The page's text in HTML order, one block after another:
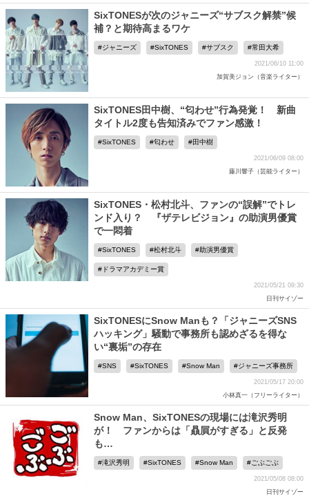
SixTONESが次のジャニーズ“サブスク解禁”候
補？と期待高まるワケ
ジャニーズ SixTONES サブスク 常田大希
2021/06/10 11:00
加賀美ジョン（音楽ライター）
SixTONES田中樹、“匂わせ”行為発覚！ 新曲
タイトル2度も告知済みでファン感激！
SixTONES 匂わせ 田中樹
2021/06/09 08:00
藤川響子（芸能ライター）
SixTONES・松村北斗、ファンの“誤解”でトレ
ンド入り？ 『ザテレビジョン』の助演男優賞
で一悶着
SixTONES 松村北斗 助演男優賞
ドラマアカデミー賞
2021/05/21 09:30
日刊サイゾー
SixTONESにSnow Manも？「ジャニーズSNS
ハッキング」騒動で事務所も認めざるを得な
い“裏垢”の存在
SNS SixTONES Snow Man ジャニーズ事務所
2021/05/17 20:00
小林真一（フリーライター）
Snow Man、SixTONESの現場には滝沢秀明
が！ ファンからは「贔屓がすぎる」と反発
も…
滝沢秀明 SixTONES Snow Man ごぶごぶ
2021/05/08 08:00
日刊サイゾー